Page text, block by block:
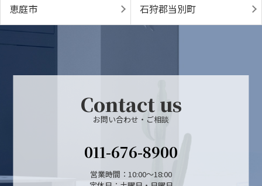
恵庭市 石狩郡当別町
Contact us
お問い合わせ・ご相談
011-676-8900
営業時間：10:00～18:00